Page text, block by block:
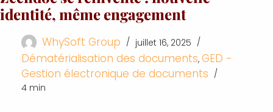
identité, même engagement
WhySoft Group juillet 16, 2025
Dématérialisation des documents, GED -
Gestion électronique de documents
4 min